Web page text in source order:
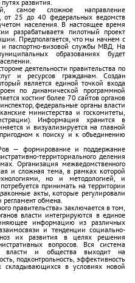
развития.
самое сложное направление
25 до 40 федеральных ведомств
населения. В настоящее время
разрабатываетя пилотный проект
Предполагается, что мы начнем с
паспортно-визовой службы МВД. На
образованиях будет
деятельности правительства по
и ресурсов гражданам. Создан
является единой точкой входа
по динамической программной
хостинг более 70 сайтов органов
федеральные органы власти
министерства и госкомитеты,
Информация хранится в
и визуализируется на главной
к поиску и к объединению
— формирование и поддержание
территориального деления
Организация межведомственного
и сложная тема, в рамках которой
но и методологией, и
принимать на территории
акты, которые регулировали
обмена.
правительства» заключается в том,
власти интегрируются в единое
информацию из различных
и тенденции социально-
их развития в целях решения
вопросов. Вся система
власти и общества выходит на
подконтрольность, эффективность
складывающихся в условиях новой